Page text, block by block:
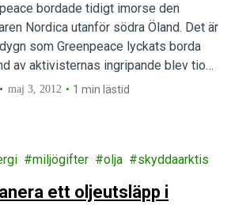
bordade tidigt imorse den
Nordica utanför södra Öland. Det är
som Greenpeace lyckats borda
av aktivisternas ingripande blev tio
i Helsingfors. Nordica är inhyrt
maj 3, 2012 1 min lästid
miljögifter olja skyddaarktis
ett oljeutsläpp i